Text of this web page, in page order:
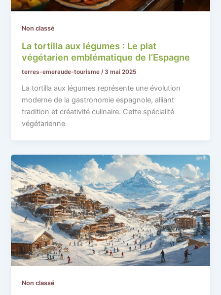
Non classé
La tortilla aux légumes : Le plat
végétarien emblématique de l’Espagne
terres-emeraude-tourisme/ 3 mai 2025
La tortilla aux légumes représente une évolution
moderne de la gastronomie espagnole, alliant
tradition et créativité culinaire. Cette spécialité
végétarienne
Non classé